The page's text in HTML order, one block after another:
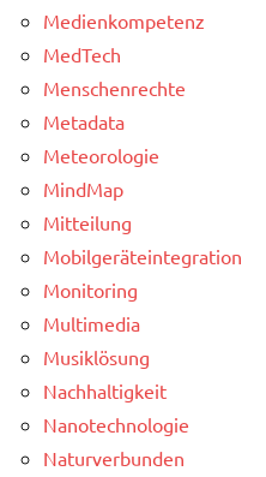
Medienkompetenz
MedTech
Menschenrechte
Metadata
Meteorologie
MindMap
Mitteilung
Mobilgeräteintegration
Monitoring
Multimedia
Musiklösung
Nachhaltigkeit
Nanotechnologie
Naturverbunden